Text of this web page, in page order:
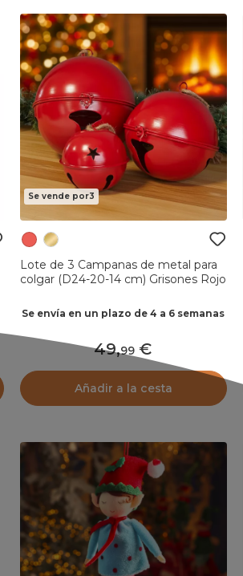
Se vende por3
Lote de 3 Campanas de metal para
colgar (D24-20-14 cm) Grisones Rojo
Se envía en un plazo de 4 a 6 semanas
49,99
Añadir a la cesta